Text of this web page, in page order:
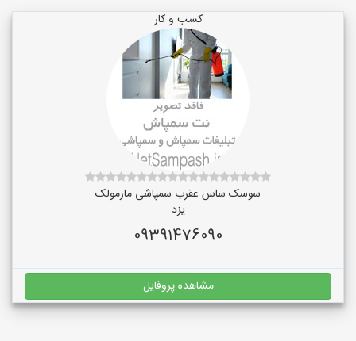
کسب و کار
سوسک ساس عقرب سمپاشی مارمولک
یزد
09391476090
مشاهده پروفایل